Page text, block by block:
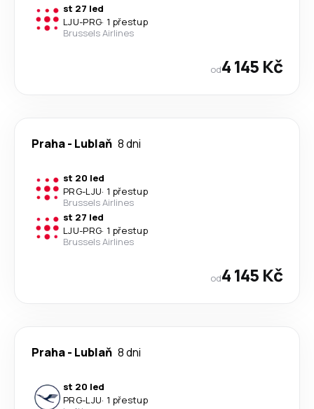
st 27 led
LJU-PRG· 1 přestup
Brussels Airlines
od4 145 Kč
Praha- Lublaň 8 dni
st 20 led
PRG-LJU· 1 přestup
Brussels Airlines
st 27 led
LJU-PRG· 1 přestup
Brussels Airlines
od4 145 Kč
Praha- Lublaň 8 dni
st 20 led
PRG-LJU· 1 přestup